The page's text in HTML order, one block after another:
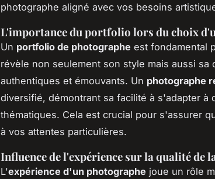
photographe aligné avec vos besoins
L'importance du portfolio lors du choix
Un portfolio de photographe est fondamental
révèle non seulement son style mais aussi sa
authentiques et émouvants. Un photographe
diversifié, démontrant sa facilité à s'adapter à
thématiques. Cela est crucial pour s'assurer
à vos attentes particulières.
Influence de l'expérience sur la qualité de
L'expérience d'un photographe joue un rôle